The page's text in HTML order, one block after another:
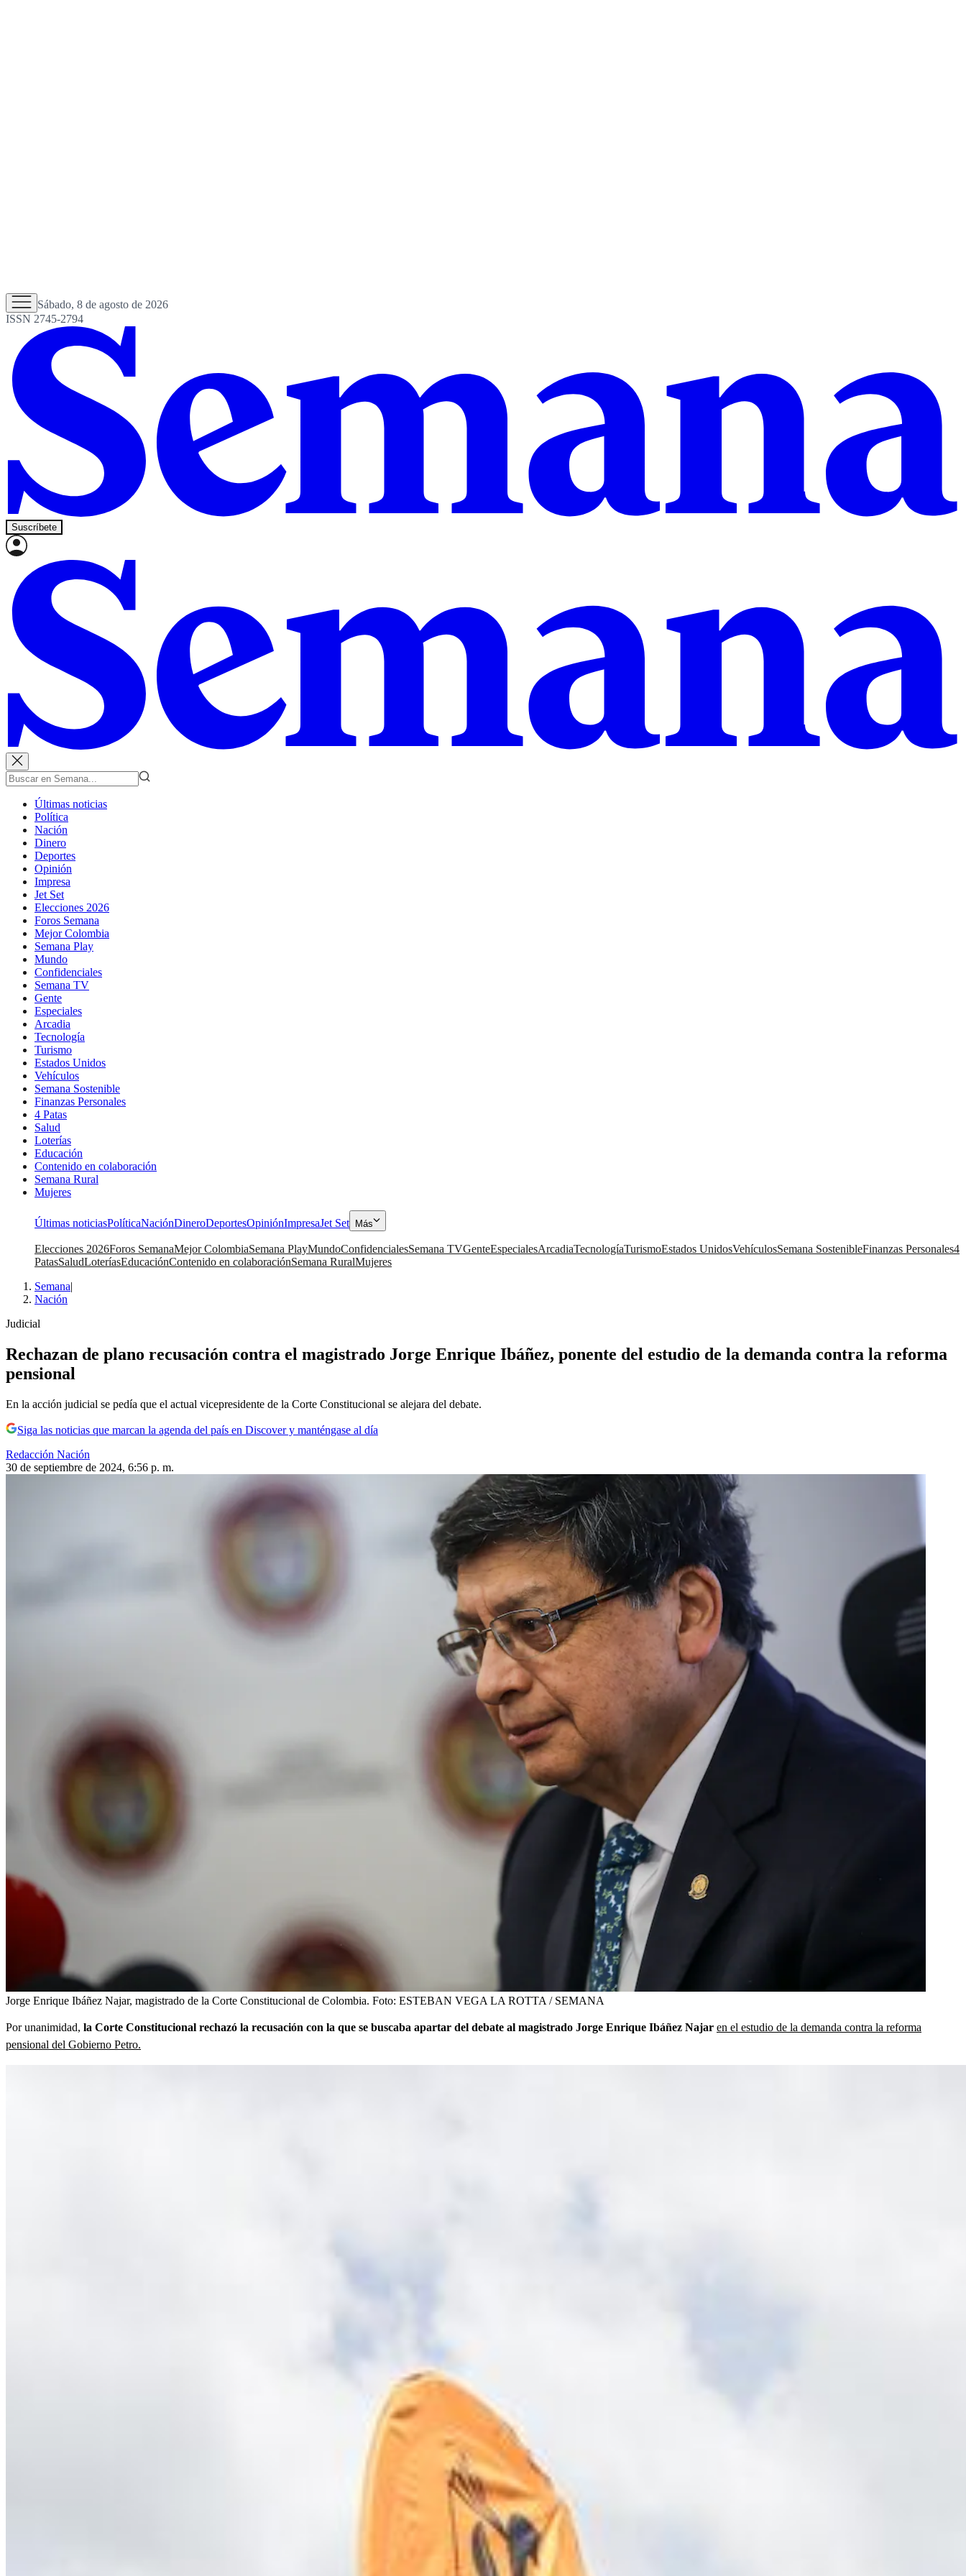
Sábado, 8 de agosto de 2026
ISSN 2745-2794
Suscríbete
Últimas noticias
Política
Nación
Dinero
Deportes
Opinión
Impresa
Jet Set
Elecciones 2026
Foros Semana
Mejor Colombia
Semana Play
Mundo
Confidenciales
Semana TV
Gente
Especiales
Arcadia
Tecnología
Turismo
Estados Unidos
Vehículos
Semana Sostenible
Finanzas Personales
4 Patas
Salud
Loterías
Educación
Contenido en colaboración
Semana Rural
Mujeres
Últimas noticiasPolíticaNaciónDineroDeportesOpiniónImpresaJet Set Más
Elecciones 2026Foros SemanaMejor ColombiaSemana PlayMundoConfidencialesSemana TVGenteEspecialesArcadiaTecnologíaTurismoEstados UnidosVehículosSemana SostenibleFinanzas Personales4
PatasSaludLoteríasEducaciónContenido en colaboraciónSemana RuralMujeres
Semana|
Nación
Judicial
Rechazan de plano recusación contra el magistrado Jorge Enrique Ibáñez, ponente del estudio de la demanda contra la reforma
pensional
En la acción judicial se pedía que el actual vicepresidente de la Corte Constitucional se alejara del debate.
Siga las noticias que marcan la agenda del país en Discover y manténgase al día
Redacción Nación
30 de septiembre de 2024, 6:56 p. m.
Jorge Enrique Ibáñez Najar, magistrado de la Corte Constitucional de Colombia. Foto: ESTEBAN VEGA LA ROTTA / SEMANA
Por unanimidad, la Corte Constitucional rechazó la recusación con la que se buscaba apartar del debate al magistrado Jorge Enrique Ibáñez Najar en el estudio de la demanda contra la reforma
pensional del Gobierno Petro.